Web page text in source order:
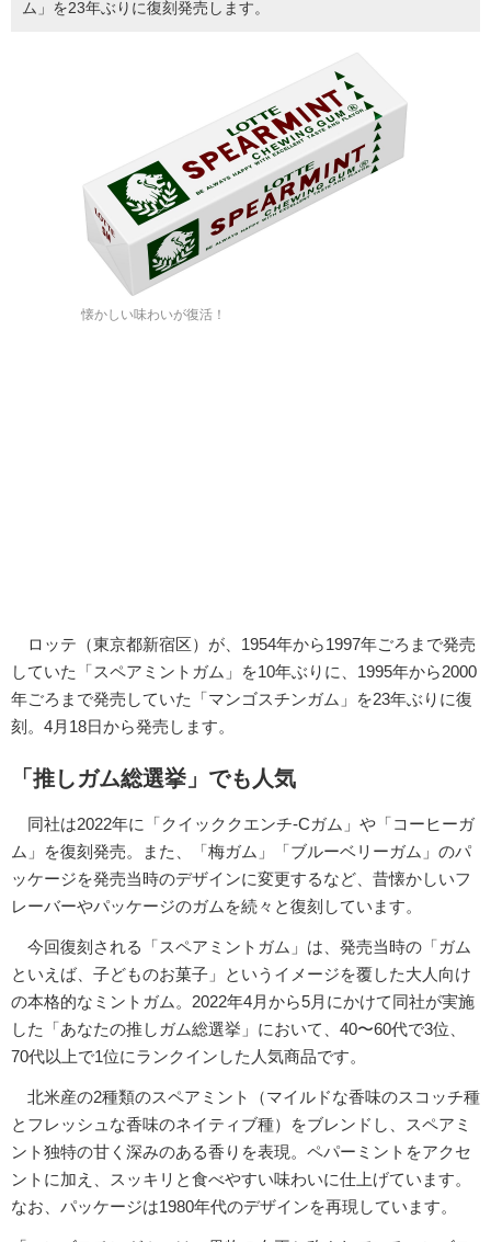
ム」を23年ぶりに復刻発売します。
懐かしい味わいが復活！
ロッテ（東京都新宿区）が、1954年から1997年ごろまで発売
していた「スペアミントガム」を10年ぶりに、1995年から2000
年ごろまで発売していた「マンゴスチンガム」を23年ぶりに復
刻。4月18日から発売します。
「推しガム総選挙」でも人気
同社は2022年に「クイッククエンチ-Cガム」や「コーヒーガ
ム」を復刻発売。また、「梅ガム」「ブルーベリーガム」のパ
ッケージを発売当時のデザインに変更するなど、昔懐かしいフ
レーバーやパッケージのガムを続々と復刻しています。
今回復刻される「スペアミントガム」は、発売当時の「ガム
といえば、子どものお菓子」というイメージを覆した大人向け
の本格的なミントガム。2022年4月から5月にかけて同社が実施
した「あなたの推しガム総選挙」において、40〜60代で3位、
70代以上で1位にランクインした人気商品です。
北米産の2種類のスペアミント（マイルドな香味のスコッチ種
とフレッシュな香味のネイティブ種）をブレンドし、スペアミ
ント独特の甘く深みのある香りを表現。ペパーミントをアクセ
ントに加え、スッキリと食べやすい味わいに仕上げています。
なお、パッケージは1980年代のデザインを再現しています。